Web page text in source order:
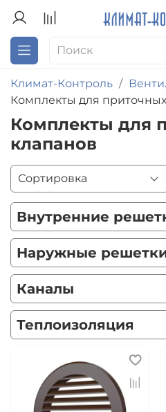
Климат-Контроль
Комплекты для
Комплекты для
клапанов
Внутренние
Наружные
Каналы
Теплоизоляция